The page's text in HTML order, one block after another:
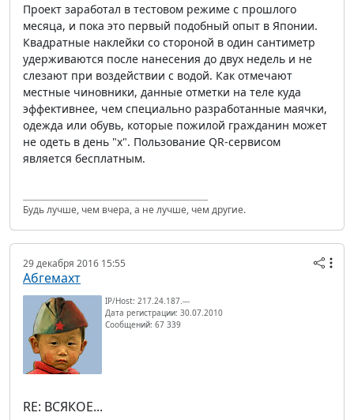
Проект заработал в тестовом режиме с прошлого
месяца, и пока это первый подобный опыт в Японии.
Квадратные наклейки со стороной в один сантиметр
удерживаются после нанесения до двух недель и не
слезают при воздействии с водой. Как отмечают
местные чиновники, данные отметки на теле куда
эффективнее, чем специально разработанные маячки,
одежда или обувь, которые пожилой гражданин может
не одеть в день "х". Пользование QR-сервисом
является бесплатным.
Будь лучше, чем вчера, а не лучше, чем другие.
29 декабря 2016 15:55
Абгемахт
IP/Host: 217.24.187.---
Дата регистрации: 30.07.2010
Сообщений: 67 339
RE: ВСЯКОЕ...